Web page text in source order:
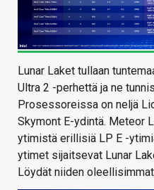
Lunar Laket tullaan
Ultra 2 -perhettä ja ne
Prosessoreissa on neljä
Skymont E-ydintä. Meteor
ytimistä erillisiä LP E -
ytimet sijaitsevat Lunar
Löydät niiden